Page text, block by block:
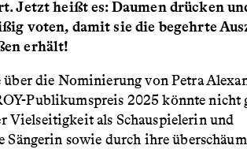
Jetzt heißt es: Daumen drücken
voten, damit sie die begehrte
erhält!
über die Nominierung von Petra
Publikumspreis 2025 könnte nicht
Vielseitigkeit als Schauspielerin und
Sängerin sowie durch ihre